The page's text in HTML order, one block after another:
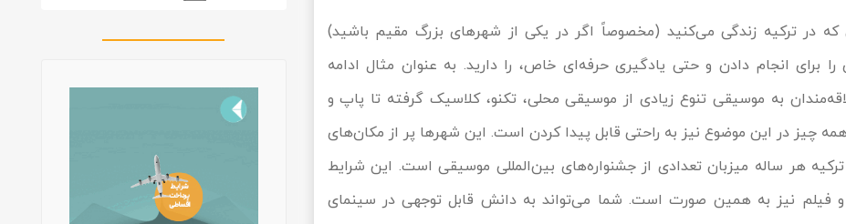
که در ترکیه زندگی می‌کنید (مخصوصاً اگر در یکی از شهرهای بزرگ مقیم باشید)
برای انجام دادن و حتی یادگیری حرفه‌ای خاص، را دارید. به عنوان مثال ادامه
به موسیقی تنوع زیادی از موسیقی محلی، تکنو، کلاسیک گرفته تا پاپ و
چیز در این موضوع نیز به راحتی قابل پیدا کردن است. این شهرها پر از مکان‌های
هر ساله میزبان تعدادی از جشنواره‌های بین‌المللی موسیقی است. این شرایط
و فیلم نیز به همین صورت است. شما می‌تواند به دانش قابل توجهی در سینمای